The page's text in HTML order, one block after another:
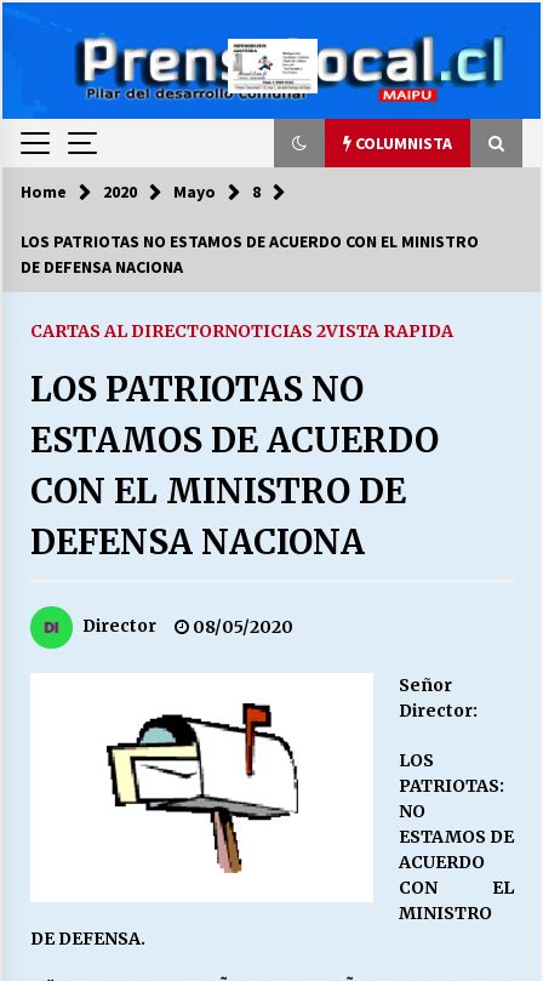
COLUMNISTA
COLUMNISTA
03/08/2026
LA DC POR SIEMPRE.RECORDANDO 69 AÑOS DE
28/07/2026
“ORGULLOSOS DE SER DC” SALUDA EL
27/07/2026
LABORAL:
Escuela hospitalaria El Carmen de Maipu.
25/06/2026
¿Qué habrían dicho?
23/06/2026
Home 2020 Mayo 8
LOS PATRIOTAS NO ESTAMOS DE ACUERDO CON EL MINISTRO
DE DEFENSA NACIONA
CARTAS AL DIRECTORNOTICIAS 2VISTA RAPIDA
LOS PATRIOTAS NO
ESTAMOS DE ACUERDO
CON EL MINISTRO DE
DEFENSA NACIONA
Director 08/05/2020
Señor
Director:
LOS
PATRIOTAS:
NO
ESTAMOS DE
ACUERDO
CON EL
MINISTRO
DE DEFENSA.